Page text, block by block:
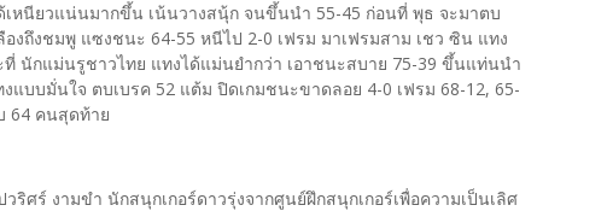
เหนียวแน่นมากขึ้น เน้นวางสนุ้ก จนขึ้นนำ 55-45 ก่อนที่ พุธ จะมาตบ
องถึงชมพู แซงชนะ 64-55 หนีไป 2-0 เฟรม มาเฟรมสาม เชว ซิน แทง
นักแม่นรูชาวไทย แทงได้แม่นยำกว่า เอาชนะสบาย 75-39 ขึ้นแท่นนำ
แบบมั่นใจ ตบเบรค 52 แต้ม ปิดเกมชนะขาดลอย 4-0 เฟรม 68-12, 65-
64 คนสุดท้าย
ศร์ งามขำ นักสนุกเกอร์ดาวรุ่งจากศูนย์ฝึกสนุกเกอร์เพื่อความเป็นเลิศ